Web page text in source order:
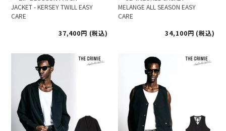
JACKET - KERSEY TWILL EASY
CARE
37,400
税込
MELANGE ALL SEASON EASY
CARE
34,100
税込